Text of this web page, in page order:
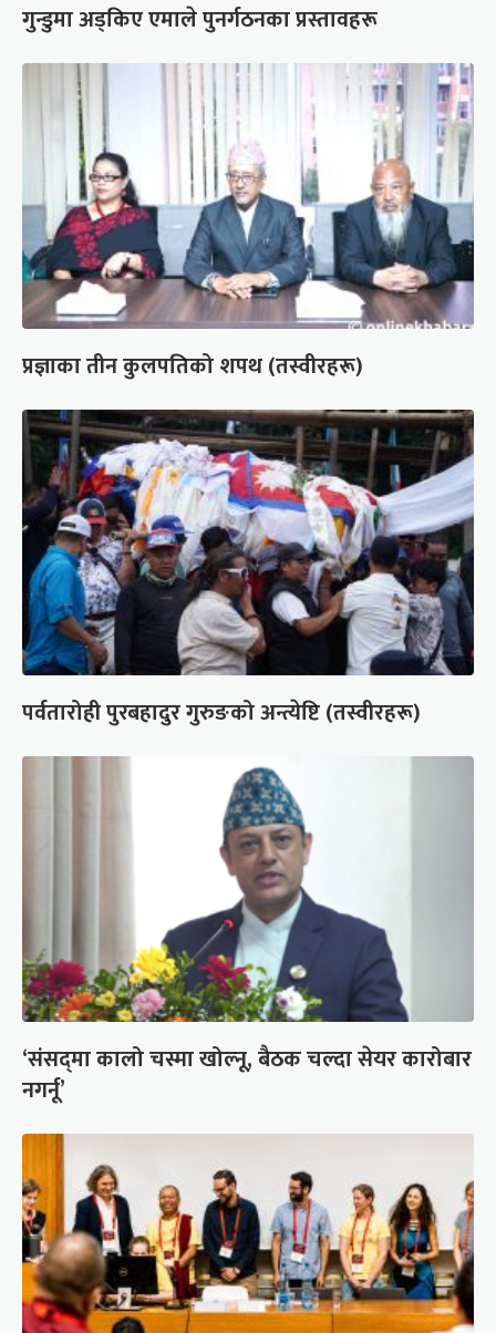
गुन्डुमा अड्किए एमाले पुनर्गठनका प्रस्तावहरू
प्रज्ञाका तीन कुलपतिको शपथ (तस्वीरहरू)
पर्वतारोही पुरबहादुर गुरुङको अन्त्येष्टि (तस्वीरहरू)
‘संसद्‍मा कालो चस्मा खोल्नू, बैठक चल्दा सेयर कारोबार
नगर्नू’